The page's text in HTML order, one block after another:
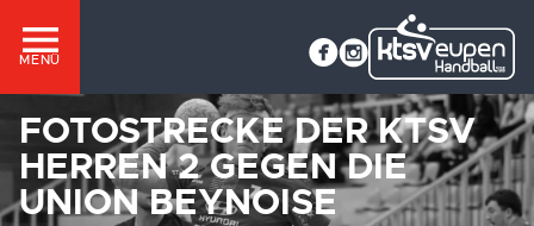
MENÜ
FOTOSTRECKE DER KTSV
HERREN 2 GEGEN DIE
UNION BEYNOISE